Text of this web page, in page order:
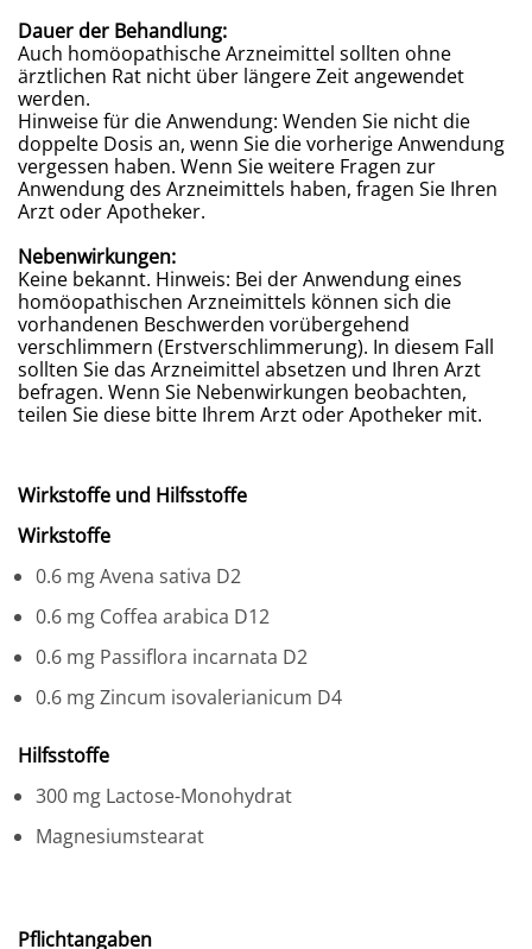
Dauer der Behandlung:
Auch homöopathische Arzneimittel sollten ohne
ärztlichen Rat nicht über längere Zeit angewendet
werden.
Hinweise für die Anwendung: Wenden Sie nicht die
doppelte Dosis an, wenn Sie die vorherige Anwendung
vergessen haben. Wenn Sie weitere Fragen zur
Anwendung des Arzneimittels haben, fragen Sie Ihren
Arzt oder Apotheker.
Nebenwirkungen:
Keine bekannt. Hinweis: Bei der Anwendung eines
homöopathischen Arzneimittels können sich die
vorhandenen Beschwerden vorübergehend
verschlimmern (Erstverschlimmerung). In diesem Fall
sollten Sie das Arzneimittel absetzen und Ihren Arzt
befragen. Wenn Sie Nebenwirkungen beobachten,
teilen Sie diese bitte Ihrem Arzt oder Apotheker mit.
Wirkstoffe und Hilfsstoffe
Wirkstoffe
0.6 mg Avena sativa D2
0.6 mg Coffea arabica D12
0.6 mg Passiflora incarnata D2
0.6 mg Zincum isovalerianicum D4
Hilfsstoffe
300 mg Lactose-Monohydrat
Magnesiumstearat
Pflichtangaben